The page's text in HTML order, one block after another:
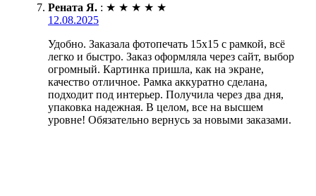
Рената Я. : ★ ★ ★ ★ ★
12.08.2025
Удобно. Заказала фотопечать 15х15 с рамкой, всё
легко и быстро. Заказ оформляла через сайт, выбор
огромный. Картинка пришла, как на экране,
качество отличное. Рамка аккуратно сделана,
подходит под интерьер. Получила через два дня,
упаковка надежная. В целом, все на высшем
уровне! Обязательно вернусь за новыми заказами.